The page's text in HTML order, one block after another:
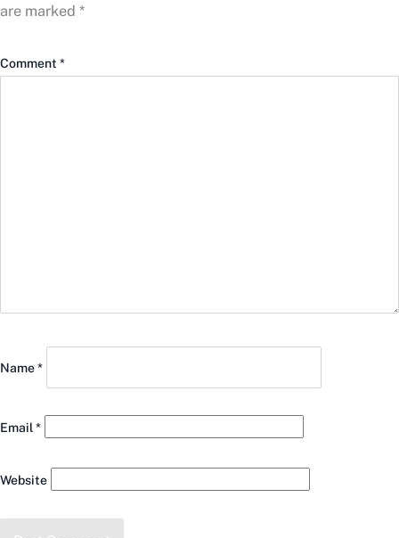
are marked *
Comment *
Name*
Email*
Website